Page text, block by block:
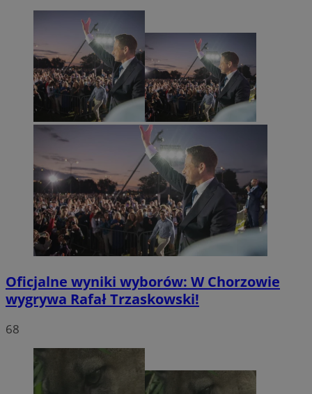
Oficjalne wyniki wyborów: W Chorzowie
wygrywa Rafał Trzaskowski!
68